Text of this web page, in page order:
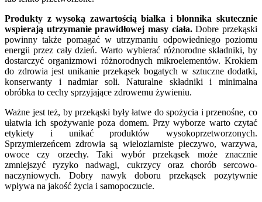
Produkty z wysoką zawartością białka i błonnika skutecznie
wspierają utrzymanie prawidłowej masy ciała.Dobre przekąski
powinny także pomagać w utrzymaniu odpowiedniego poziomu
energii przez cały dzień. Warto wybierać różnorodne składniki, by
dostarczyć organizmowi różnorodnych mikroelementów. Krokiem
do zdrowia jest unikanie przekąsek bogatych w sztuczne dodatki,
konserwanty i nadmiar soli. Naturalne składniki i minimalna
obróbka to cechy sprzyjające zdrowemu żywieniu.
Ważne jest też, by przekąski były łatwe do spożycia i przenośne, co
ułatwia ich spożywanie poza domem. Przy wyborze warto czytać
etykiety i unikać produktów wysokoprzetworzonych.
Sprzymierzeńcem zdrowia są wieloziarniste pieczywo, warzywa,
owoce czy orzechy. Taki wybór przekąsek może znacznie
zmniejszyć ryzyko nadwagi, cukrzycy oraz chorób sercowo-
naczyniowych. Dobry nawyk doboru przekąsek pozytywnie
wpływa na jakość życia i samopoczucie.